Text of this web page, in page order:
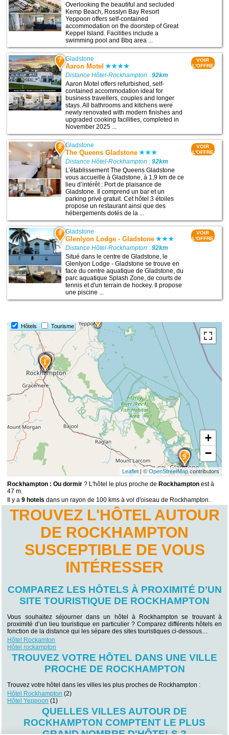
Overlooking the beautiful and secluded
Kemp Beach, Rosslyn Bay Resort
Yeppoon offers self-contained
accommodation on the doorstep of Great
Keppel Island. Facilities include a
swimming pool and Bbq area ...
7 Gladstone
Aaron Motel
Distance Hôtel-Rockhampton :92km
Aaron Motel offers refurbished, self-
contained accommodation ideal for
business travellers, couples and longer
stays. All bathrooms and kitchens were
newly renovated with modern finishes and
upgraded cooking facilities, completed in
November 2025 ...
VOIR
L'OFFRE
8 Gladstone
The Queens Gladstone
Distance Hôtel-Rockhampton :92km
L’établissement The Queens Gladstone
vous accueille à Gladstone, à 1,9 km de ce
lieu d’intérêt : Port de plaisance de
Gladstone. Il comprend un bar et un
parking privé gratuit. Cet hôtel 3 étoiles
propose un restaurant ainsi que des
hébergements dotés de la ...
VOIR
L'OFFRE
9 Gladstone
Glenlyon Lodge - Gladstone
Distance Hôtel-Rockhampton :92km
Situé dans le centre de Gladstone, le
Glenlyon Lodge - Gladstone se trouve en
face du centre aquatique de Gladstone, du
parc aquatique Splash Zone, de courts de
tennis et d'un terrain de hockey. Il propose
une piscine ...
VOIR
L'OFFRE
Hôtels Tourisme
9
8
7
5
4
3
2
1
+
−
Leaflet| © OpenStreetMapcontributors
Rockhampton : Ou dormir ? L'hôtel le plus proche de Rockhampton est à
47 m.
Il y a9 hotels dans un rayon de 100 kms à vol d'oiseau de Rockhampton.
TROUVEZ L'HÔTEL AUTOUR
DE ROCKHAMPTON
SUSCEPTIBLE DE VOUS
INTÉRESSER
COMPAREZ LES HÔTELS À PROXIMITÉ D’UN
SITE TOURISTIQUE DE ROCKHAMPTON
Vous souhaitez séjourner dans un hôtel à Rockhampton se trouvant à
proximité d’un lieu touristique en particulier ? Comparez différents hôtels en
fonction de la distance qui les sépare des sites touristiques ci-dessous…
Hôtel Rockamton
Hôtel rockampton
TROUVEZ VOTRE HÔTEL DANS UNE VILLE
PROCHE DE ROCKHAMPTON
Trouvez votre hôtel dans les villes les plus proches de Rockhampton :
Hôtel Rockhampton (2)
Hôtel Yeppoon (1)
QUELLES VILLES AUTOUR DE
ROCKHAMPTON COMPTENT LE PLUS